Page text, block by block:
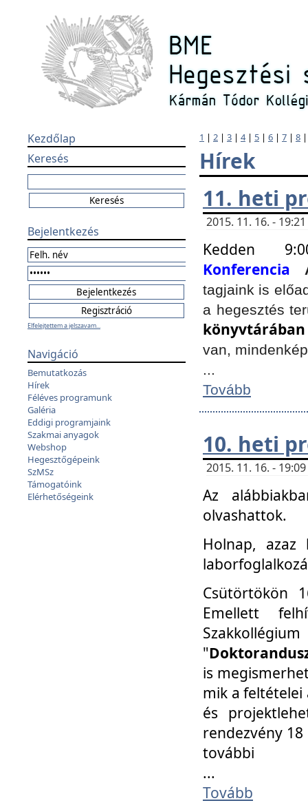
Kezdőlap
Keresés
Bejelentkezés
Elfelejtettem a jelszavam...
Navigáció
Bemutatkozás
Hírek
Féléves programunk
Galéria
Eddigi programjaink
Szakmai anyagok
Webshop
Hegesztőgépeink
SzMSz
Támogatóink
Elérhetőségeink
1 | 2 | 3 | 4| 5 | 6 | 7 | 8
Hírek
11. heti
2015. 11. 16. -
Kedden
Konferencia
tagjaink is
a hegesztés
könyvtárában
van,
...
Tovább
10. heti
2015. 11. 16. -
Az
olvashattok.
Holnap, azaz
Csütörtökön
Emellett
"
is
mik a feltételei
és
rendezvény
további
...
Tovább